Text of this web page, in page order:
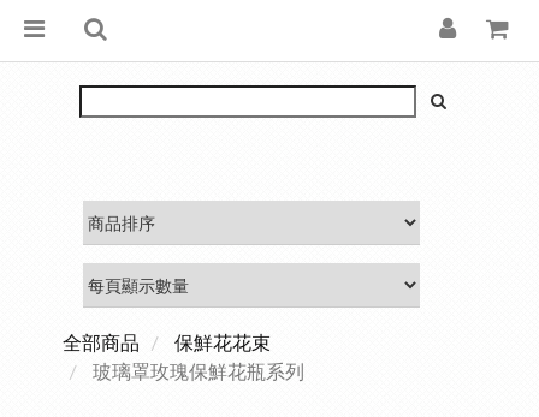
全部商品
保鮮花花束
玻璃罩玫瑰保鮮花瓶系列